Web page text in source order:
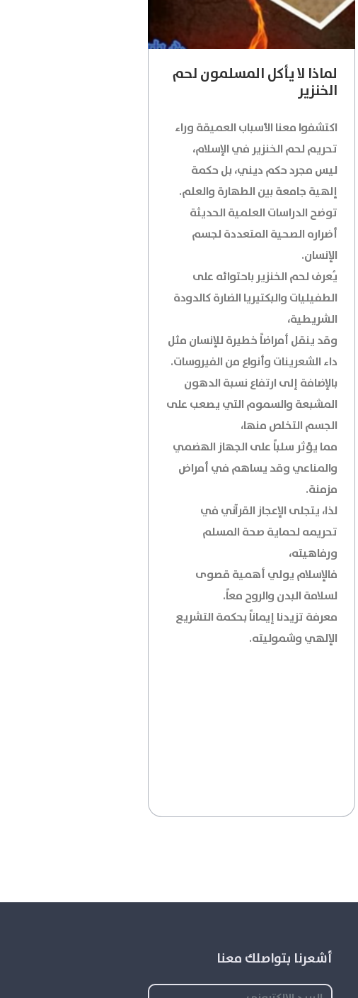
لماذا لا يأكل المسلمون لحم
الخنزير
اكتشفوا معنا الأسباب العميقة وراء
تحريم لحم الخنزير في الإسلام،
ليس مجرد حكم ديني، بل حكمة
إلهية جامعة بين الطهارة والعلم.
توضح الدراسات العلمية الحديثة
أضراره الصحية المتعددة لجسم
الإنسان.
يُعرف لحم الخنزير باحتوائه على
الطفيليات والبكتيريا الضارة كالدودة
الشريطية،
وقد ينقل أمراضاً خطيرة للإنسان مثل
داء الشعرينات وأنواع من الفيروسات.
بالإضافة إلى ارتفاع نسبة الدهون
المشبعة والسموم التي يصعب على
الجسم التخلص منها،
مما يؤثر سلباً على الجهاز الهضمي
والمناعي وقد يساهم في أمراض
مزمنة.
لذا، يتجلى الإعجاز القرآني في
تحريمه لحماية صحة المسلم
ورفاهيته،
فالإسلام يولي أهمية قصوى
لسلامة البدن والروح معاً.
معرفة تزيدنا إيماناً بحكمة التشريع
الإلهي وشموليته.
أشعرنا بتواصلك معنا